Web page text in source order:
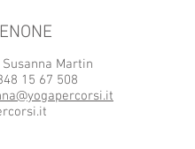
Martin
15 67 508